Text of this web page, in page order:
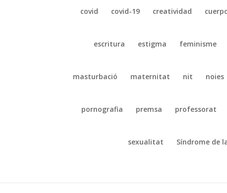
covid covid-19 creatividad
escritura estigma feminisme
masturbació maternitat nit noies
pornografia premsa professorat
sexualitat Síndrome de